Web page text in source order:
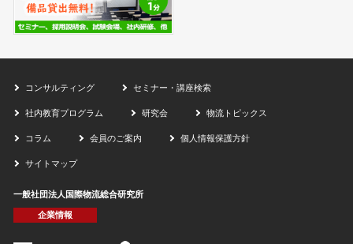
コンサルティング セミナー・講座検索
社内教育プログラム 研究会 物流トピックス
コラム 会員のご案内 個人情報保護方針
サイトマップ
一般社団法人国際物流総合研究所
企業情報